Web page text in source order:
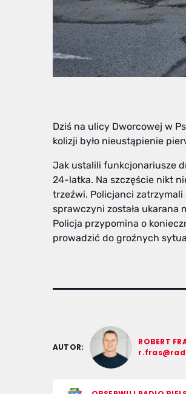
Dziś na ulicy Dworcowej w
kolizji było nieustąpienie
Jak ustalili funkcjonariusze
24-latka. Na szczęście nikt
trzeźwi. Policjanci
sprawczyni została ukarana
Policja przypomina o
prowadzić do groźnych
AUTOR:
ROBERT